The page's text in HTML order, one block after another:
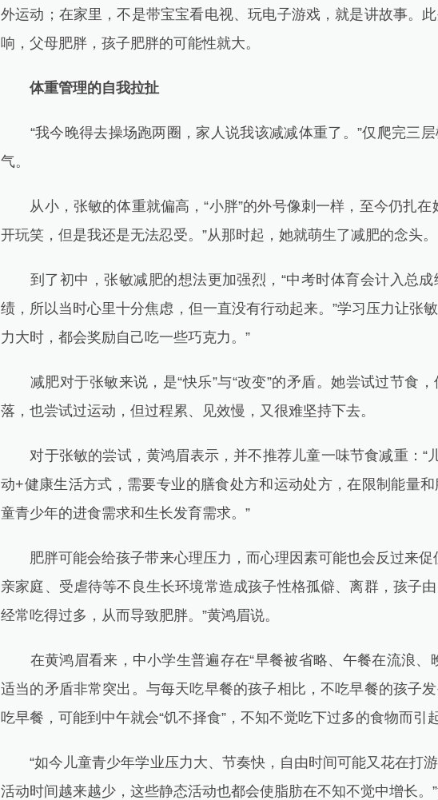
外运动；在家里，不是带宝宝看电视、玩电子游戏，就是讲故事。
响，父母肥胖，孩子肥胖的可能性就大。
体重管理的自我拉扯
“我今晚得去操场跑两圈，家人说我该减减体重了。”仅爬完三层
气。
从小，张敏的体重就偏高，“小胖”的外号像刺一样，至今仍扎在
开玩笑，但是我还是无法忍受。”从那时起，她就萌生了减肥的念头。
到了初中，张敏减肥的想法更加强烈，“中考时体育会计入总成
绩，所以当时心里十分焦虑，但一直没有行动起来。”学习压力让张
力大时，都会奖励自己吃一些巧克力。”
减肥对于张敏来说，是“快乐”与“改变”的矛盾。她尝试过节食
落，也尝试过运动，但过程累、见效慢，又很难坚持下去。
对于张敏的尝试，黄鸿眉表示，并不推荐儿童一味节食减重：“
动+健康生活方式，需要专业的膳食处方和运动处方，在限制能量
童青少年的进食需求和生长发育需求。”
肥胖可能会给孩子带来心理压力，而心理因素可能也会反过来促
亲家庭、受虐待等不良生长环境常造成孩子性格孤僻、离群，孩子
经常吃得过多，从而导致肥胖。”黄鸿眉说。
在黄鸿眉看来，中小学生普遍存在“早餐被省略、午餐在流浪、
适当的矛盾非常突出。与每天吃早餐的孩子相比，不吃早餐的孩子
吃早餐，可能到中午就会“饥不择食”，不知不觉吃下过多的食物而引
“如今儿童青少年学业压力大、节奏快，自由时间可能又花在打
活动时间越来越少，这些静态活动也都会使脂肪在不知不觉中增长。”